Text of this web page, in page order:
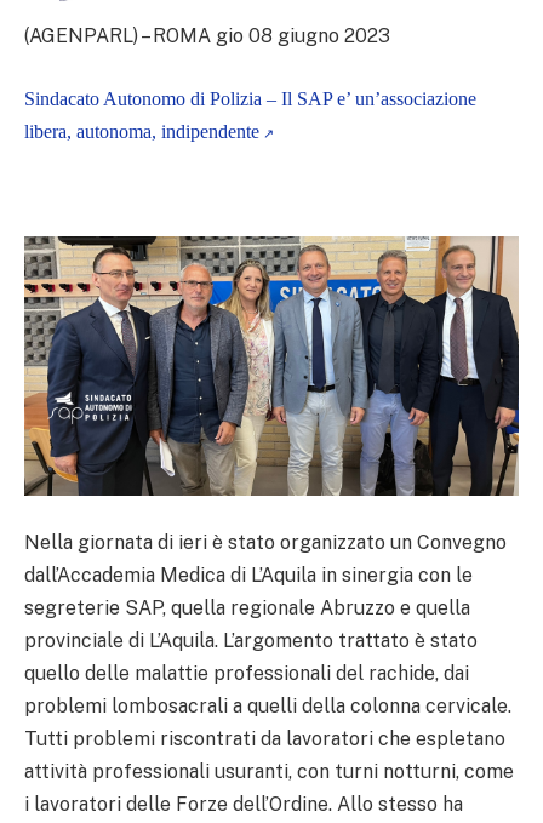
(AGENPARL) – ROMA gio 08 giugno 2023
Sindacato Autonomo di Polizia – Il SAP e’ un’associazione
libera, autonoma, indipendente
Nella giornata di ieri è stato organizzato un Convegno
dall’Accademia Medica di L’Aquila in sinergia con le
segreterie SAP, quella regionale Abruzzo e quella
provinciale di L’Aquila. L’argomento trattato è stato
quello delle malattie professionali del rachide, dai
problemi lombosacrali a quelli della colonna cervicale.
Tutti problemi riscontrati da lavoratori che espletano
attività professionali usuranti, con turni notturni, come
i lavoratori delle Forze dell’Ordine. Allo stesso ha